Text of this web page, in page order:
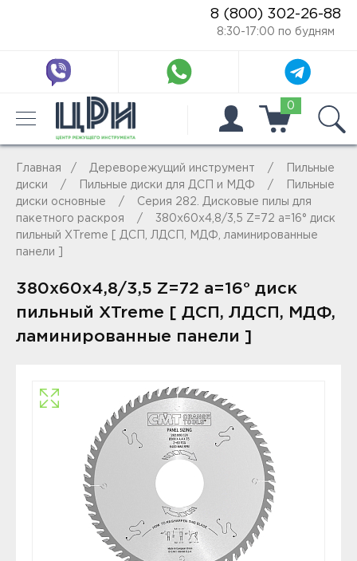
8 (800) 302-26-88
8:30-17:00 по будням
0
Главная Дереворежущий инструмент
Пильные
диски
Пильные диски для ДСП и МДФ
Пильные
диски основные
Серия 282. Дисковые пилы для
пакетного раскроя
380x60x4,8/3,5 Z=72 a=16° диск
пильный XTreme [ ДСП, ЛДСП, МДФ, ламинированные
панели ]
380x60x4,8/3,5 Z=72 a=16° диск
пильный XTreme [ ДСП, ЛДСП, МДФ,
ламинированные панели ]